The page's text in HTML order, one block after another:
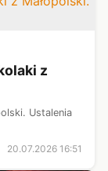
z
Ustalenia
20.07.2026 16:51